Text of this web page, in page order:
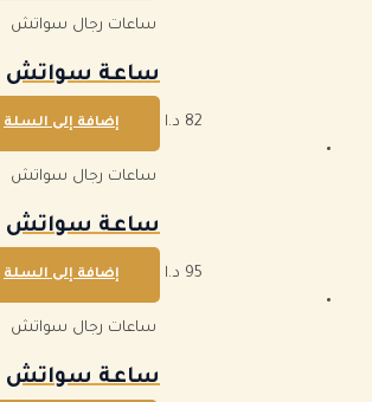
ساعات رجال سواتش
ساعة سواتش
82 د.ا إضافة إلى السلة
ساعات رجال سواتش
ساعة سواتش
95 د.ا إضافة إلى السلة
ساعات رجال سواتش
ساعة سواتش